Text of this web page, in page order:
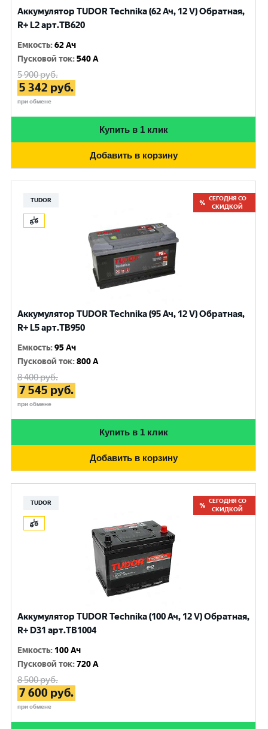
Аккумулятор TUDOR Technika (62 Ач, 12 V) Обратная,
R+ L2 арт.TB620
Емкость:62 Ач
Пусковой ток:540 A
5 900руб.
5 342 руб.
при обмене
Купить в 1 клик
Добавить в корзину
TUDOR
СЕГОДНЯ СО
СКИДКОЙ
Аккумулятор TUDOR Technika (95 Ач, 12 V) Обратная,
R+ L5 арт.TB950
Емкость:95 Ач
Пусковой ток:800 A
8 400руб.
7 545 руб.
при обмене
Купить в 1 клик
Добавить в корзину
TUDOR
СЕГОДНЯ СО
СКИДКОЙ
Аккумулятор TUDOR Technika (100 Ач, 12 V) Обратная,
R+ D31 арт.TB1004
Емкость: 100 Ач
Пусковой ток:720 A
8 500руб.
7 600 руб.
при обмене